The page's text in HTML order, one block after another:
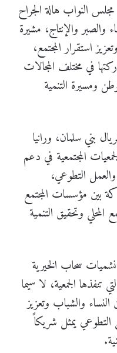
النواب هالة الجراح
والصبر والإنتاج، مشيرة
استقرار المجتمع،
في مختلف المجالات
ومسيرة التنمية
بني سلمان، ورانيا
المجتمعية في دعم
والعمل التطوعي،
بين مؤسسات المجتمع
المحلي وتحقيق التنمية
سحاب الخيرية
تنفذها الجمعية، لا سيما
النساء والشباب وتعزيز
التطوعي يمثل شريكاً